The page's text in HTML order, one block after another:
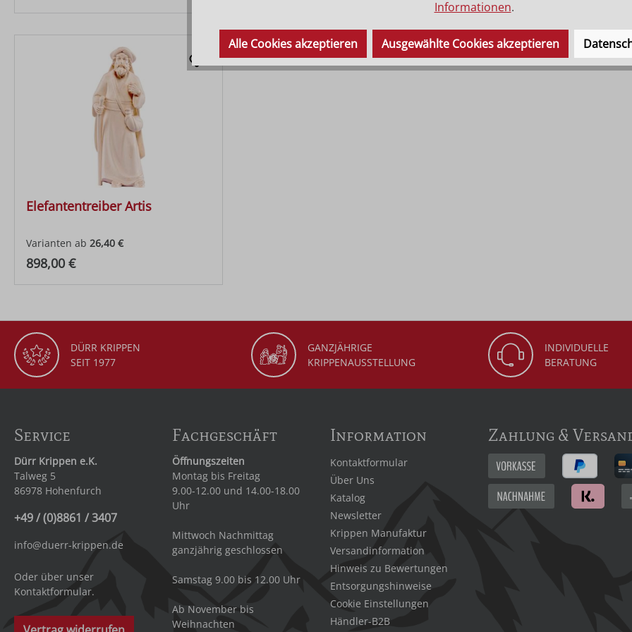
Elefantentreiber Artis
Varianten ab 26,40 €
Regulärer Preis:
898,00 €
DÜRR KRIPPEN
SEIT 1977
GANZJÄHRIGE
KRIPPENAUSSTELLUNG
INDIVIDUELLE
BERATUNG
Service
Dürr Krippen e.K.
Talweg 5
86978 Hohenfurch
+49 / (0)8861 / 3407
info@duerr-krippen.de
Oder über unser
Kontaktformular.
Fachgeschäft
Öffnungszeiten
Montag bis Freitag
9.00-12.00 und 14.00-18.00
Uhr
Mittwoch Nachmittag
ganzjährig geschlossen
Samstag 9.00 bis 12.00 Uhr
Ab November bis
Weihnachten
Information
Kontaktformular
Über Uns
Katalog
Newsletter
Krippen Manufaktur
Versandinformation
Hinweis zu Bewertungen
Entsorgungshinweise
Cookie Einstellungen
Händler-B2B
Zahlung &
Informationen.
Alle Cookies akzeptieren Ausgewählte Cookies akzeptieren